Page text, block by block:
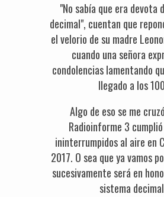
"No sabía que era devota
decimal", cuentan que
el velorio de su madre
cuando una señora
condolencias lamentando
llegado a los
Algo de eso se me
Radioinforme 3
ininterrumpidos al aire en
2017. O sea que ya vamos
sucesivamente será en
sistema